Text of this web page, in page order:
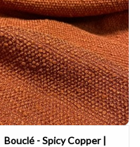
Bouclé - Spicy Copper |